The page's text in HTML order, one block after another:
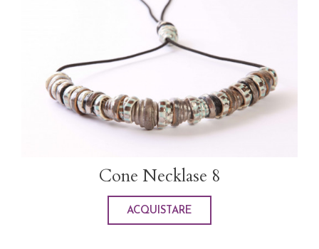
Cone Necklase 8
ACQUISTARE